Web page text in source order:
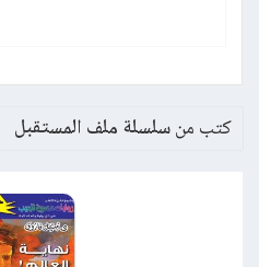
كتب من سلسلة ملف المستقبل